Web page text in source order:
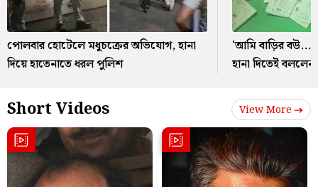
পোলবার হোটেলে মধুচক্রের অভিযোগ, হানা
দিয়ে হাতেনাতে ধরল পুলিশ
'আমি বাড়ির
হানা দিতেই
Short Videos View More